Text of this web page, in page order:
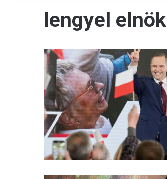
lengyel